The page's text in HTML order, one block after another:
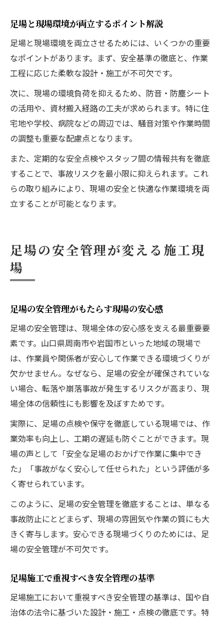
足場と現場環境が両立するポイント解説
足場と現場環境を両立させるためには、いくつかの重要
なポイントがあります。まず、安全基準の徹底と、作業
工程に応じた柔軟な設計・施工が不可欠です。
次に、現場の環境負荷を抑えるため、防音・防塵シート
の活用や、資材搬入経路の工夫が求められます。特に住
宅地や学校、病院などの周辺では、騒音対策や作業時間
の調整も重要な配慮点となります。
また、定期的な安全点検やスタッフ間の情報共有を徹底
することで、事故リスクを最小限に抑えられます。これ
らの取り組みにより、現場の安全と快適な作業環境を両
立することが可能となります。
足場の安全管理が変える施工現
場
足場の安全管理がもたらす現場の安心感
足場の安全管理は、現場全体の安心感を支える最重要要
素です。山口県周南市や岩国市といった地域の現場で
は、作業員や関係者が安心して作業できる環境づくりが
欠かせません。なぜなら、足場の安全が確保されていな
い場合、転落や崩落事故が発生するリスクが高まり、現
場全体の信頼性にも影響を及ぼすためです。
実際に、足場の点検や保守を徹底している現場では、作
業効率も向上し、工期の遅延も防ぐことができます。現
場の声として「安全な足場のおかげで作業に集中でき
た」「事故がなく安心して任せられた」という評価が多
く寄せられています。
このように、足場の安全管理を徹底することは、単なる
事故防止にとどまらず、現場の雰囲気や作業の質にも大
きく寄与します。安心できる現場づくりのためには、足
場の安全管理が不可欠です。
足場施工で重視すべき安全管理の基準
足場施工において重視すべき安全管理の基準は、国や自
治体の法令に基づいた設計・施工・点検の徹底です。特